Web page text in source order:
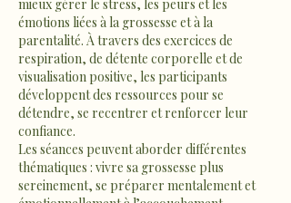
mieux gérer le stress, les peurs et les
émotions liées à la grossesse et à la
parentalité. À travers des exercices de
respiration, de détente corporelle et de
visualisation positive, les participants
développent des ressources pour se
détendre, se recentrer et renforcer leur
confiance.
Les séances peuvent aborder différentes
thématiques : vivre sa grossesse plus
sereinement, se préparer mentalement et